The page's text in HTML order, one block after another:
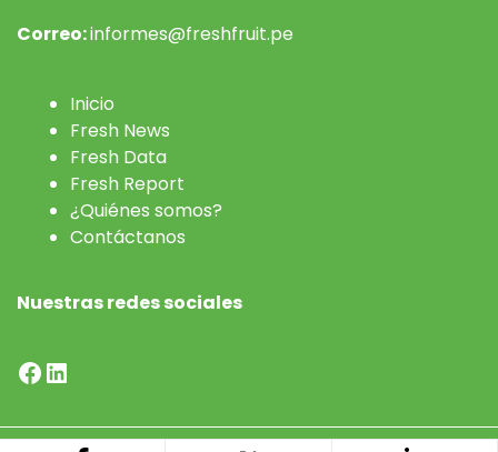
Correo:informes@freshfruit.pe
Inicio
Fresh News
Fresh Data
Fresh Report
¿Quiénes somos?
Contáctanos
Nuestras redes sociales
Facebook
LinkedIn